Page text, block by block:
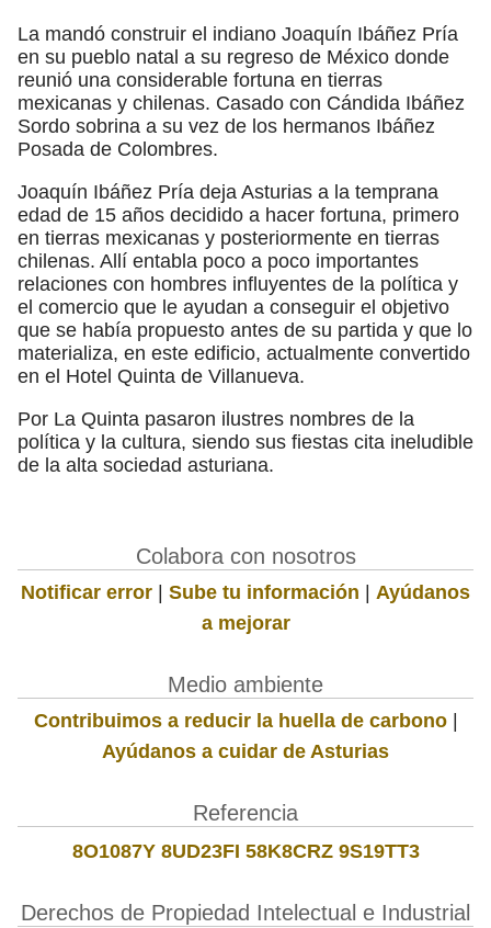
La mandó construir el indiano Joaquín Ibáñez Pría
en su pueblo natal a su regreso de México donde
reunió una considerable fortuna en tierras
mexicanas y chilenas. Casado con Cándida Ibáñez
Sordo sobrina a su vez de los hermanos Ibáñez
Posada de Colombres.
Joaquín Ibáñez Pría deja Asturias a la temprana
edad de 15 años decidido a hacer fortuna, primero
en tierras mexicanas y posteriormente en tierras
chilenas. Allí entabla poco a poco importantes
relaciones con hombres influyentes de la política y
el comercio que le ayudan a conseguir el objetivo
que se había propuesto antes de su partida y que lo
materializa, en este edificio, actualmente convertido
en el Hotel Quinta de Villanueva.
Por La Quinta pasaron ilustres nombres de la
política y la cultura, siendo sus fiestas cita ineludible
de la alta sociedad asturiana.
Colabora con nosotros
Notificar error | Sube tu información | Ayúdanos
a mejorar
Medio ambiente
Contribuimos a reducir la huella de carbono|
Ayúdanos a cuidar de Asturias
Referencia
8O1087Y 8UD23FI 58K8CRZ 9S19TT3
Derechos de Propiedad Intelectual e Industrial